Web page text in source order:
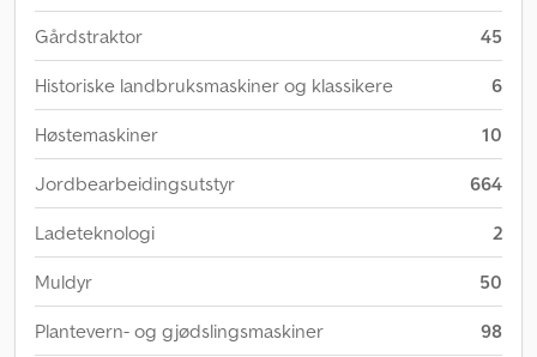
Gårdstraktor 45
Historiske landbruksmaskiner og klassikere 6
Høstemaskiner 10
Jordbearbeidingsutstyr 664
Ladeteknologi 2
Muldyr 50
Plantevern- og gjødslingsmaskiner 98